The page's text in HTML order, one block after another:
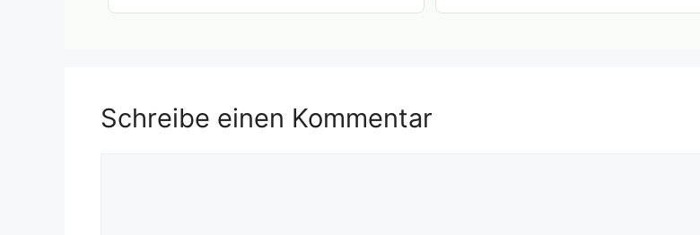
Schreibe einen Kommentar